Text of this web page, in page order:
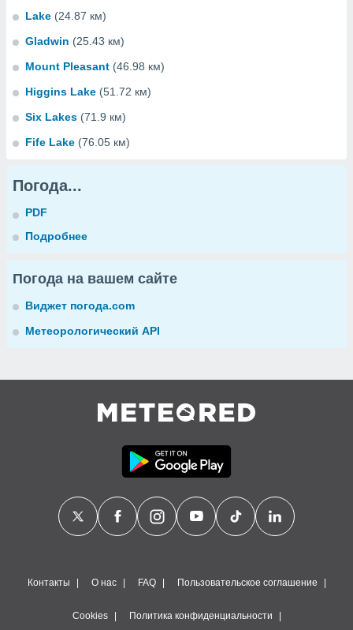
Lake (24.87 км)
Gladwin (25.43 км)
Mount Pleasant (46.98 км)
Higgins Lake (51.72 км)
Six Lakes (71.9 км)
Fife Lake (76.05 км)
Погода...
PDF
Подробнее
Погода на вашем сайте
Виджет погода.com
Метеорологический API
Контакты О нас FAQ Пользовательское соглашение
Cookies Политика конфиденциальности